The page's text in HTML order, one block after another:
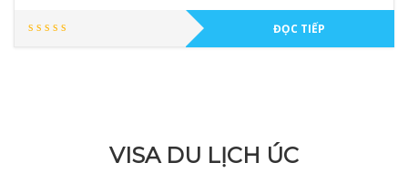
ĐỌC TIẾP
VISA DU LỊCH ÚC